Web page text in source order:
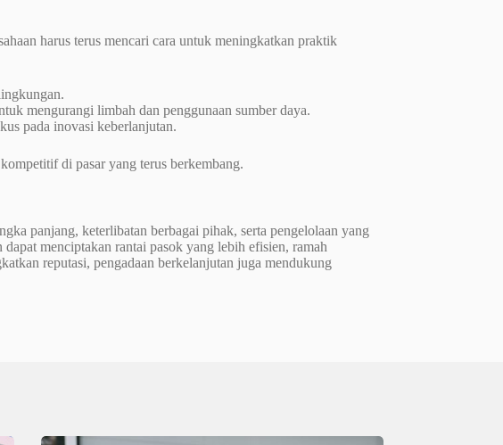
harus terus mencari cara untuk meningkatkan praktik
mengurangi limbah dan penggunaan sumber daya.
pada inovasi keberlanjutan.
di pasar yang terus berkembang.
panjang, keterlibatan berbagai pihak, serta pengelolaan yang
menciptakan rantai pasok yang lebih efisien, ramah
reputasi, pengadaan berkelanjutan juga mendukung